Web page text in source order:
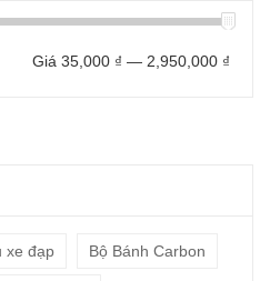
Giá
Giá
Giá 35,000 ₫ — 2,950,000 ₫
xe đạp Bộ Bánh Carbon